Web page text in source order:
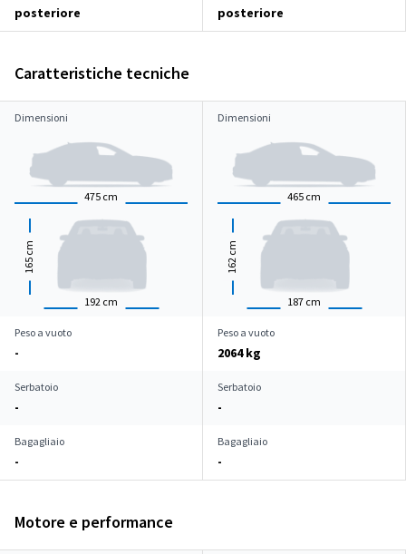
posteriore posteriore
Caratteristiche tecniche
Dimensioni
475 cm
192 cm
165
cm
Dimensioni
465 cm
187 cm
162
cm
Peso a vuoto
-
Peso a vuoto
2064 kg
Serbatoio
-
Serbatoio
-
Bagagliaio
-
Bagagliaio
-
Motore e performance